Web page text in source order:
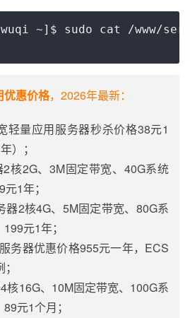
~]$ sudo cat /www/
优惠价格，2026年最新：
轻量应用服务器秒杀价格38元1
）；
核2G、3M固定带宽、40G系统
1年；
器2核4G、5M固定带宽、80G系
元1年；
务器优惠价格955元一年，ECS
核16G、10M固定带宽、100G系
元1个月；